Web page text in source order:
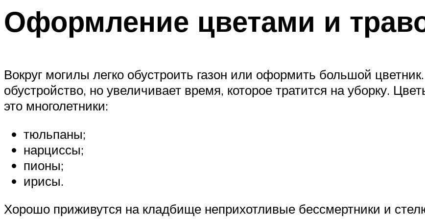
Оформление цветами и
Вокруг могилы легко обустроить газон или оформить большой
обустройство, но увеличивает время, которое тратится на уборку.
это многолетники:
тюльпаны;
нарциссы;
пионы;
ирисы.
Хорошо приживутся на кладбище неприхотливые бессмертники и